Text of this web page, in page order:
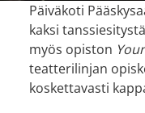
Päiväkoti
kaksi
myös opiston
teatterilinjan
koskettavasti